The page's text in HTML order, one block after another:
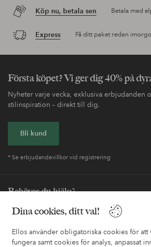
Dina cookies, ditt val!
Ellos använder obligatoriska cookies för att
fungera samt cookies för analys, anpassat
Köp nu, betala sen Betala med
Express Få ditt paket redan
Första köpet? Vi ger dig 40% på
Nyheter varje vecka, exklusiva erbjudanden
stilinspiration – direkt till dig.
Bli kund
* Se erbjudandevillkor vid registrering
Behöver du hjälp?
I vår FAQ hittar du svaren på de vanligaste
också information om hur du enklast kontaktar